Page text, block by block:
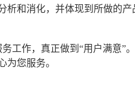
和消化，并体现到所做的产
工作，真正做到“用户满意”
为您服务。